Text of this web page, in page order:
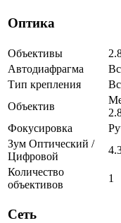
Оптика
Объективы
Автодиафрагма
Тип крепления
Объектив
Фокусировка
Зум Оптический /
Цифровой
Количество
объективов
1
Сеть